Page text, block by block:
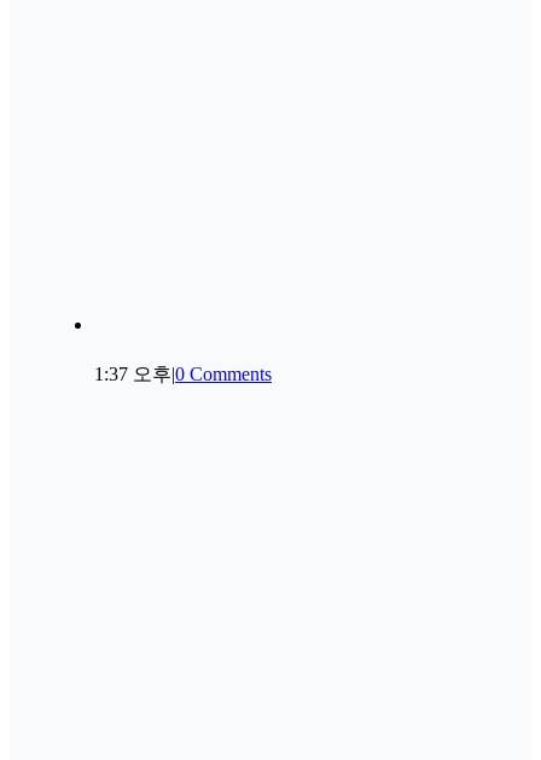
1:37 오후|0 Comments